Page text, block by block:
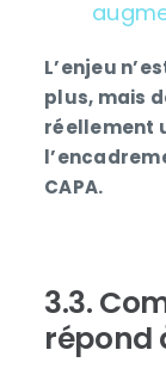
L’enjeu
plus, mais
réellement
CAPA.
3.3.
répond